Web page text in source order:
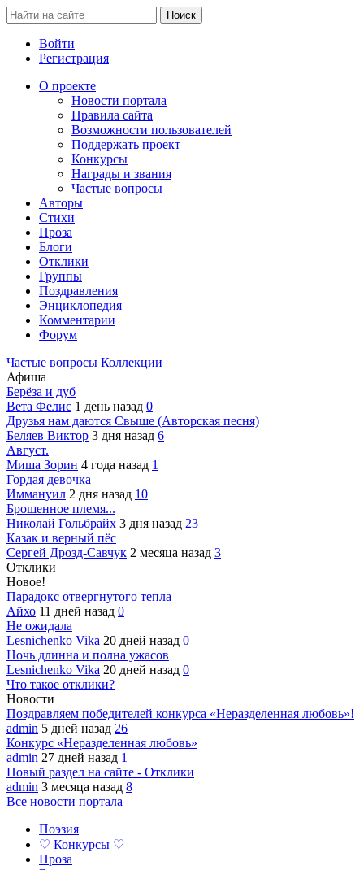
Войти
Регистрация
О проекте
Новости портала
Правила сайта
Возможности пользователей
Поддержать проект
Конкурсы
Награды и звания
Частые вопросы
Авторы
Стихи
Проза
Блоги
Отклики
Группы
Поздравления
Энциклопедия
Комментарии
Форум
Частые вопросы Коллекции
Афиша
Берёза и дуб
Вета Фелис 1 день назад 0
Друзья нам даются Свыше (Авторская песня)
Беляев Виктор 3 дня назад 6
Август.
Миша Зорин 4 года назад 1
Гордая девочка
Иммануил 2 дня назад 10
Брошенное племя...
Николай Гольбрайх 3 дня назад 23
Казак и верный пёс
Сергей Дрозд-Савчук 2 месяца назад 3
Отклики
Новое!
Парадокс отвергнутого тепла
Айхо 11 дней назад 0
Не ожидала
Lesnichenko Vika 20 дней назад 0
Ночь длинна и полна ужасов
Lesnichenko Vika 20 дней назад 0
Что такое отклики?
Новости
Поздравляем победителей конкурса «Неразделенная любовь»!
admin 5 дней назад 26
Конкурс «Неразделенная любовь»
admin 27 дней назад 1
Новый раздел на сайте - Отклики
admin 3 месяца назад 8
Все новости портала
Поэзия
♡ Конкурсы ♡
Проза